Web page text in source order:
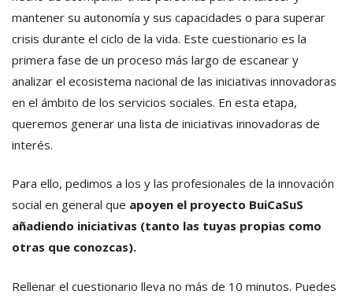
mantener su autonomía y sus capacidades o para superar
crisis durante el ciclo de la vida. Este cuestionario es la
primera fase de un proceso más largo de escanear y
analizar el ecosistema nacional de las iniciativas innovadoras
en el ámbito de los servicios sociales. En esta etapa,
queremos generar una lista de iniciativas innovadoras de
interés.
Para ello, pedimos a los y las profesionales de la innovación
social en general que apoyen el proyecto BuiCaSuS
añadiendo iniciativas (tanto las tuyas propias como
otras que conozcas).
Rellenar el cuestionario lleva no más de 10 minutos. Puedes